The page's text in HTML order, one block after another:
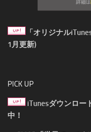
「オリジナル
1月更新)
PICK UP
iTunesダウンロー
中！